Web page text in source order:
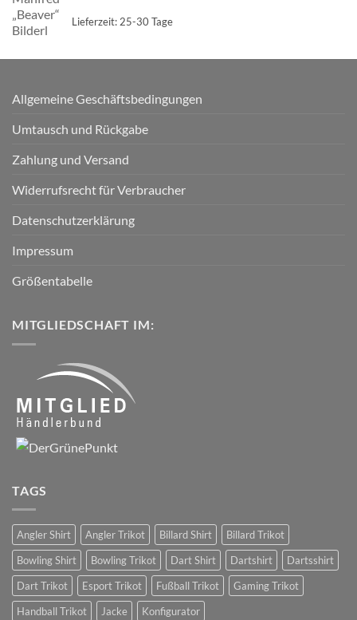
Lieferzeit: 25-30 Tage
Allgemeine Geschäftsbedingungen
Umtausch und Rückgabe
Zahlung und Versand
Widerrufsrecht für Verbraucher
Datenschutzerklärung
Impressum
Größentabelle
MITGLIEDSCHAFT IM:
TAGS
Angler Shirt Angler Trikot Billard Shirt
Billard Trikot
Bowling Shirt
Bowling Trikot Dart Shirt Dartshirt
Dartsshirt
Dart Trikot
Esport Trikot Fußball Trikot
Gaming Trikot
Handball Trikot
Jacke Konfigurator